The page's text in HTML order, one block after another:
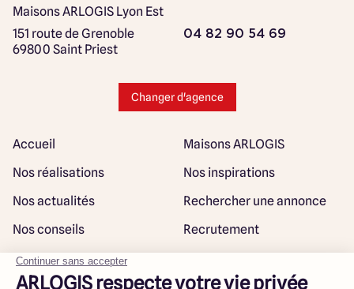
Maisons ARLOGIS Lyon Est
151 route de Grenoble
69800 Saint Priest
04 82 90 54 69
Changer d'agence
Accueil
Maisons ARLOGIS
Nos réalisations
Nos inspirations
Nos actualités
Rechercher une annonce
Nos conseils
Recrutement
Rejoindre notre réseau